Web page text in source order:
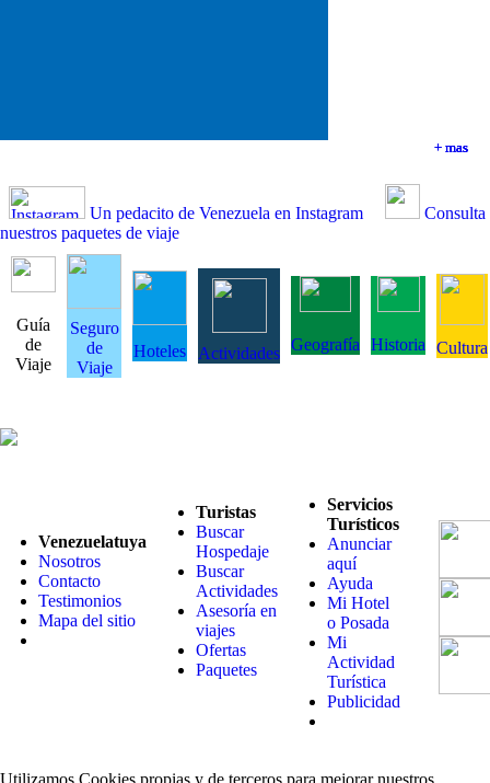
+ mas
+ mas
+ mas
+ mas
Un pedacito de Venezuela en Instagram
Consulta
nuestros paquetes de viaje
Guía
de
Viaje
Seguro
de
Viaje
Hoteles Actividades Geografía Historia Cultura
Venezuelatuya
Nosotros
Contacto
Testimonios
Mapa del sitio
Turistas
Buscar
Hospedaje
Buscar
Actividades
Asesoría en
viajes
Ofertas
Paquetes
Servicios
Turísticos
Anunciar
aquí
Ayuda
Mi Hotel
o Posada
Mi
Actividad
Turística
Publicidad
Utilizamos Cookies propias y de terceros para mejorar nuestros